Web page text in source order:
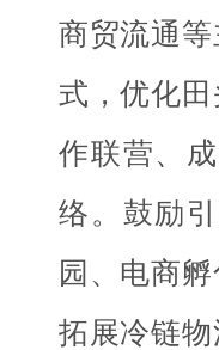
商贸流通
式，优化
作联营、
络。鼓励
园、电商
拓展冷链